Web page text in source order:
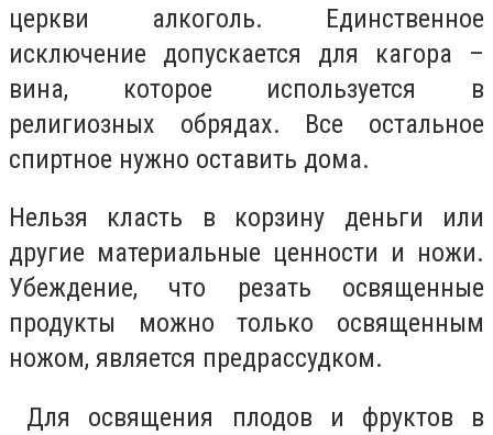
церкви алкоголь. Единственное
исключение допускается для кагора –
вина, которое используется в
религиозных обрядах. Все остальное
спиртное нужно оставить дома.
Нельзя класть в корзину деньги или
другие материальные ценности и ножи.
Убеждение, что резать освященные
продукты можно только освященным
ножом, является предрассудком.
Для освящения плодов и фруктов в